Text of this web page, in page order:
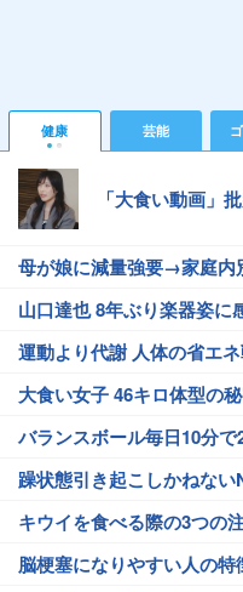
健康 芸能
「大食い動画」
母が娘に減量強要→家庭内
山口達也 8年ぶり楽器姿に
運動より代謝 人体の省エ
大食い女子 46キロ体型の
バランスボール毎日10分
躁状態引き起こしかねない
キウイを食べる際の3つの
脳梗塞になりやすい人の特